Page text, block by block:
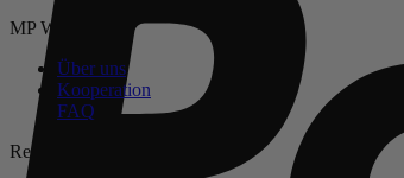
MP Welt
Über uns
Kooperation
FAQ
Rechtliches